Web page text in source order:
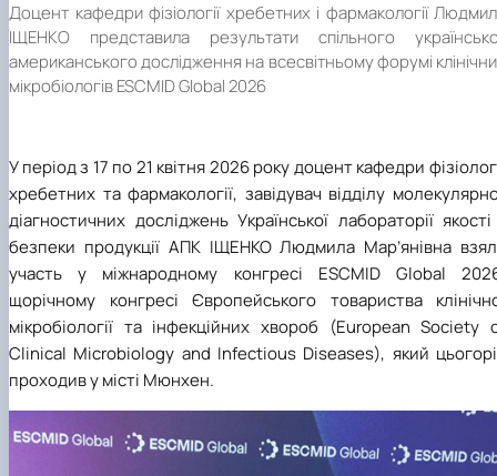
Доцент кафедри фізіології хребетних і фармакології
ІЩЕНКО представила результати спільного
американського дослідження на всесвітньому форумі
мікробіологів ESCMID Global 2026
У період з 17 по 21 квітня 2026 року доцент кафедри
хребетних та фармакології, завідувач відділу
діагностичних досліджень Української лабораторії якості
безпеки продукції АПК ІЩЕНКО Людмила Мар’янівна
участь у міжнародному конгресі ESCMID Global
щорічному конгресі Європейського товариства
мікробіології та інфекційних хвороб (European Society
Clinical Microbiology and Infectious Diseases), який
проходив у місті Мюнхен.